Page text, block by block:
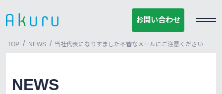
お問い合わせ
お問い合わせ
TOP / NEWS / 当社代表になりすました不審なメールにご注意ください
NEWS